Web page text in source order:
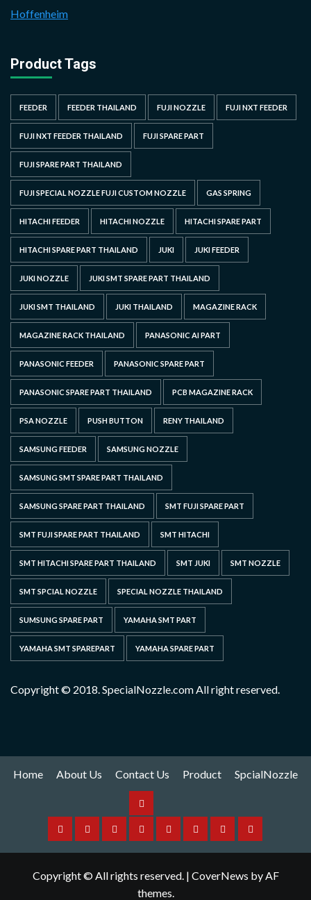
Hoffenheim
Product Tags
FEEDER FEEDER THAILAND FUJI NOZZLE FUJI NXT FEEDER
FUJI NXT FEEDER THAILAND FUJI SPARE PART
FUJI SPARE PART THAILAND
FUJI SPECIAL NOZZLE FUJI CUSTOM NOZZLE GAS SPRING
HITACHI FEEDER HITACHI NOZZLE HITACHI SPARE PART
HITACHI SPARE PART THAILAND JUKI JUKI FEEDER
JUKI NOZZLE JUKI SMT SPARE PART THAILAND
JUKI SMT THAILAND JUKI THAILAND MAGAZINE RACK
MAGAZINE RACK THAILAND PANASONIC AI PART
PANASONIC FEEDER PANASONIC SPARE PART
PANASONIC SPARE PART THAILAND PCB MAGAZINE RACK
PSA NOZZLE PUSH BUTTON RENY THAILAND
SAMSUNG FEEDER SAMSUNG NOZZLE
SAMSUNG SMT SPARE PART THAILAND
SAMSUNG SPARE PART THAILAND SMT FUJI SPARE PART
SMT FUJI SPARE PART THAILAND SMT HITACHI
SMT HITACHI SPARE PART THAILAND SMT JUKI SMT NOZZLE
SMT SPCIAL NOZZLE SPECIAL NOZZLE THAILAND
SUMSUNG SPARE PART YAMAHA SMT PART
YAMAHA SMT SPAREPART YAMAHA SPARE PART
Copyright © 2018. SpecialNozzle.com All right reserved.
Home About Us Contact Us Product SpcialNozzle
HomeAboutContact
Product
SpareYamaha
I
HitachiSpcialNozzle
Copyright © All rights reserved. | CoverNews by AF
themes.